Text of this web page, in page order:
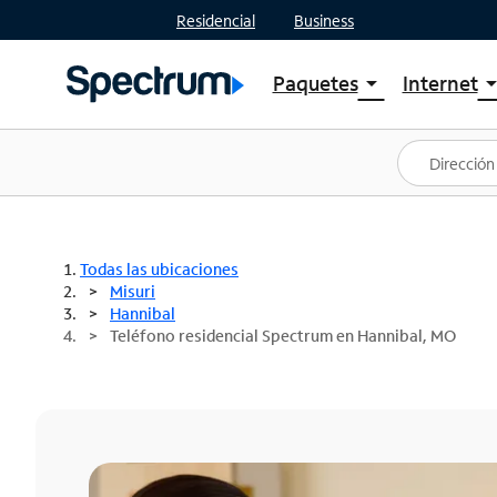
Residencial Business
Paquetesarrow_drop_down
Ver paquetes
Spectrum One
Mejores ofertas
Internetarrow_drop_down
Planes
Todas las ubicaciones
Misuri
Hannibal
Teléfono residencial Spectrum en Hannibal, MO